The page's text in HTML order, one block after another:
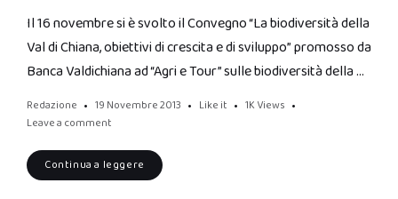
Il 16 novembre si è svolto il Convegno “La biodiversità della
Val di Chiana, obiettivi di crescita e di sviluppo” promosso da
Banca Valdichiana ad “Agri e Tour” sulle biodiversità della …
Redazione 19 Novembre 2013 Like it 1K Views
Leave a comment
Continua a leggere